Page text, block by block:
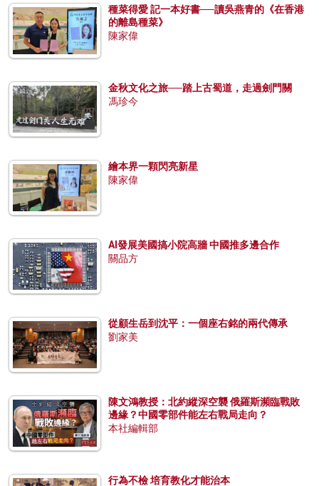
種菜得愛 記一本好書──讀吳燕青的《在香港
的離島種菜》
陳家偉
金秋文化之旅──踏上古蜀道，走過劍門關
馮珍今
繪本界一顆閃亮新星
陳家偉
AI發展美國搞小院高牆 中國推多邊合作
關品方
從顧生岳到沈平：一個座右銘的兩代傳承
劉家美
陳文鴻教授：北約縱深空襲 俄羅斯瀕臨戰敗
邊緣？中國零部件能左右戰局走向？
本社編輯部
行為不檢 培育教化才能治本